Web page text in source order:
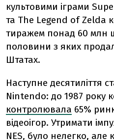
культовими іграми
та The Legend of Zelda
тиражем понад 60 млн
половини з яких
Штатах.
Наступне десятиліття
Nintendo: до 1987 року
контролювала 65%
відеоігор. Утримати
NES, було нелегко, але